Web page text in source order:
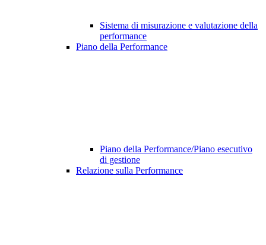
Sistema di misurazione e valutazione della
performance
Piano della Performance
Piano della Performance/Piano esecutivo
di gestione
Relazione sulla Performance